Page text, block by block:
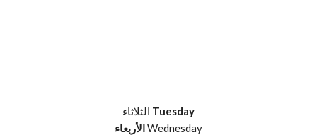
Tuesday الثلاثاء
Wednesdayالأربعاء